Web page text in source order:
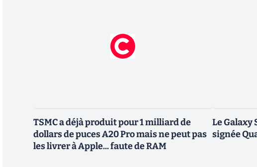
TSMC a déjà produit pour 1 milliard de
dollars de puces A20 Pro mais ne peut pas
les livrer à Apple... faute de RAM
Le Galaxy
signée